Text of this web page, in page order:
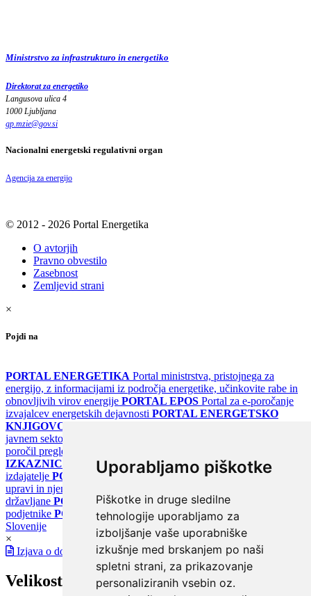
Uporabljamo piškotke
Piškotke in druge sledilne
tehnologije uporabljamo za
izboljšanje vaše uporabniške
izkušnje med brskanjem po naši
spletni strani, za prikazovanje
personaliziranih vsebin oz.
Ministrstvo za infrastrukturo in energetiko
Direktorat za energetiko
Langusova ulica 4
1000 Ljubljana
gp.mzie@gov.si
Nacionalni energetski regulativni organ
Agencija za energijo
© 2012 - 2026 Portal Energetika
O avtorjih
Pravno obvestilo
Zasebnost
Zemljevid strani
×
Pojdi na
PORTAL ENERGETIKA Portal ministrstva, pristojnega za
energijo, z informacijami iz področja energetike, učinkovite rabe in
obnovljivih virov energije PORTAL EPOS Portal za e-poročanje
izvajalcev energetskih dejavnosti PORTAL ENERGETSKO
KNJIGOVODSTVO
javnem sektorju
poročil pregledov klimatskih sistemov
IZKAZNICE
Register energetskih izkaznic - za izdelovalce in
izdajatelje PORTAL GOV.SI Osrednje spletno mesto o državni
upravi in njenih storitvah
državljane PORTAL SPOT Državni portal za podjetja in
podjetnike PORTAL OPSI Državni portal odprtih podatkov
Slovenije
×
Izjava o dostopnosti
Velikost pisave